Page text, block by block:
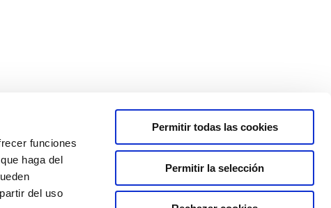
funciones
haga del
del uso
Permitir todas las cookies
Permitir la selección